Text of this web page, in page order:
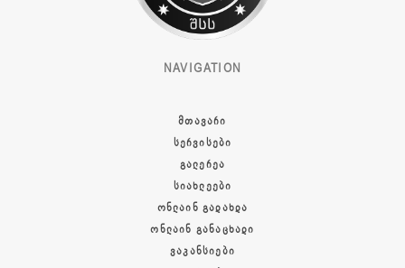
NAVIGATION
ᲛᲗᲐᲕᲐᲠᲘ
ᲡᲔᲠᲕᲘᲡᲔᲑᲘ
ᲒᲐᲚᲔᲠᲔᲐ
ᲡᲘᲐᲮᲚᲔᲔᲑᲘ
ᲝᲜᲚᲐᲘᲜ ᲒᲐᲓᲐᲮᲓᲐ
ᲝᲜᲚᲐᲘᲜ ᲒᲐᲜᲐᲪᲮᲐᲓᲘ
ᲕᲐᲙᲐᲜᲡᲘᲔᲑᲘ